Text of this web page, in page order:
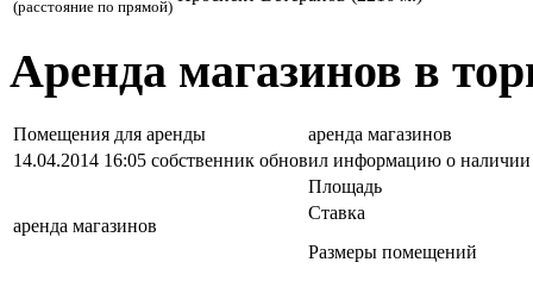
(расстояние по прямой)
Аренда магазинов в
Помещения для аренды
аренда магазинов
14.04.2014 16:05 собственник обновил информацию о
аренда магазинов
Площадь
Ставка
Размеры помещений